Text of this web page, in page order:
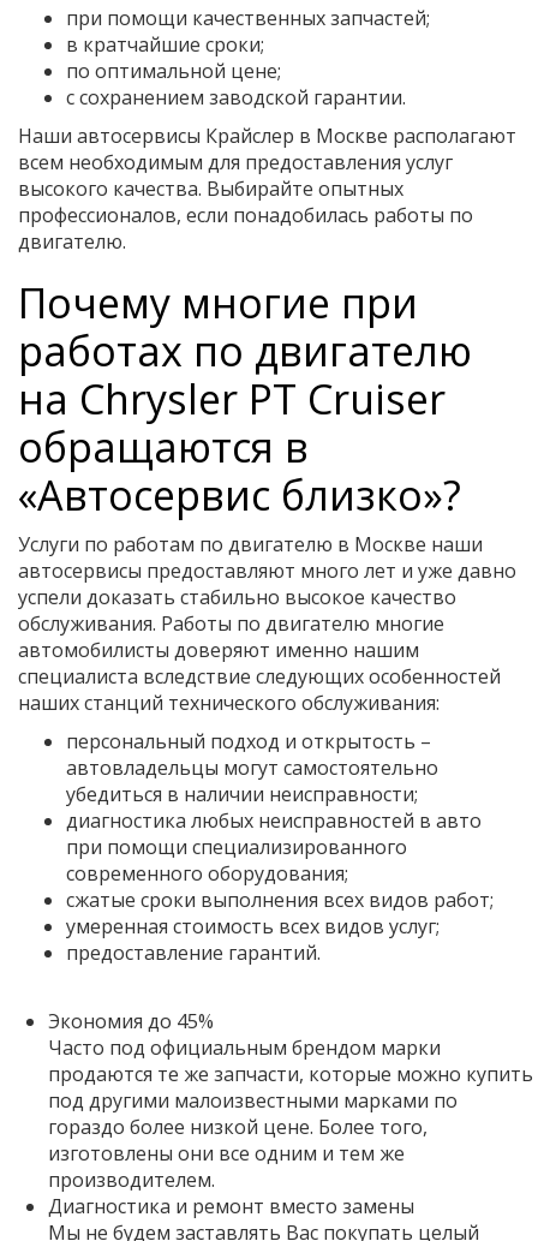
при помощи качественных запчастей;
в кратчайшие сроки;
по оптимальной цене;
с сохранением заводской гарантии.
Наши автосервисы Крайслер в Москве располагают
всем необходимым для предоставления услуг
высокого качества. Выбирайте опытных
профессионалов, если понадобилась работы по
двигателю.
Почему многие при
работах по двигателю
на Chrysler PT Cruiser
обращаются в
«Автосервис близко»?
Услуги по работам по двигателю в Москве наши
автосервисы предоставляют много лет и уже давно
успели доказать стабильно высокое качество
обслуживания. Работы по двигателю многие
автомобилисты доверяют именно нашим
специалиста вследствие следующих особенностей
наших станций технического обслуживания:
персональный подход и открытость –
автовладельцы могут самостоятельно
убедиться в наличии неисправности;
диагностика любых неисправностей в авто
при помощи специализированного
современного оборудования;
сжатые сроки выполнения всех видов работ;
умеренная стоимость всех видов услуг;
предоставление гарантий.
Экономия до 45%
Часто под официальным брендом марки
продаются те же запчасти, которые можно купить
под другими малоизвестными марками по
гораздо более низкой цене. Более того,
изготовлены они все одним и тем же
производителем.
Диагностика и ремонт вместо замены
Мы не будем заставлять Вас покупать целый